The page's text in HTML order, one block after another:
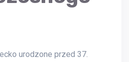
urodzone przed 37.